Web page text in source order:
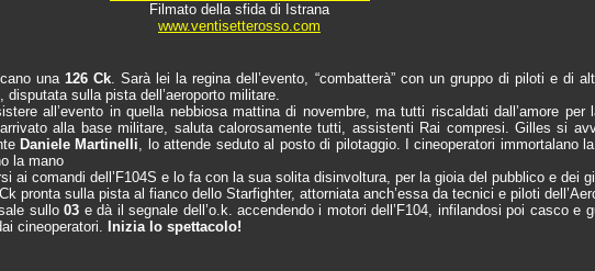
Filmato della sfida di Istrana
www.ventisetterosso.com
una126 Ck. Sarà lei la regina dell’evento, “combatterà” con un gruppo di piloti e di
sulla pista dell’aeroporto militare.
all’evento in quella nebbiosa mattina di novembre, ma tutti riscaldati dall’amore
alla base militare, saluta calorosamente tutti, assistenti Rai compresi. Gilles si
Daniele Martinelli, lo attende seduto al posto di pilotaggio. I cineoperatori immortalano
la mano
ai comandi dell’F104S e lo fa con la sua solita disinvoltura, per la gioia del pubblico e dei
pronta sulla pista al fianco dello Starfighter, attorniata anch’essa da tecnici e piloti
sullo03 e dà il segnale dell’o.k. accendendo i motori dell’F104, infilandosi poi casco e
cineoperatori.
Inizia lo spettacolo!